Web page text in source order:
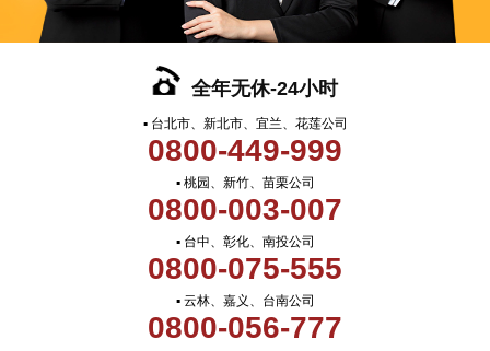
全年无休-24小时
▪ 台北市、新北市、宜兰、花莲公司
0800-449-999
▪ 桃园、新竹、苗栗公司
0800-003-007
▪ 台中、彰化、南投公司
0800-075-555
▪ 云林、嘉义、台南公司
0800-056-777